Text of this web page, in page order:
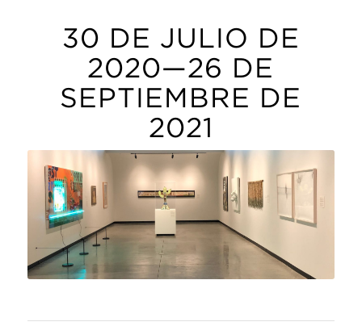
30 DE JULIO DE
2020—26 DE
SEPTIEMBRE DE
2021